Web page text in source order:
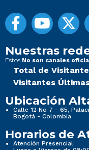
Nuestras
Estos No son canales
Total de
Visitantes
Ubicación
Calle 12 No 7 - 65,
Bogotá - Colombia
Horarios de
Atención Presencial: